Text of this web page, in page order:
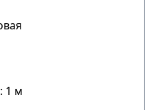
1 м